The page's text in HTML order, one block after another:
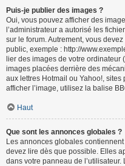
Puis-je publier des images ?
Oui, vous pouvez afficher des
l’administrateur a autorisé les
sur le forum. Autrement, vous
public, exemple : http://
lier des images de votre ordinateur
images placées derrière des
aux lettres Hotmail ou Yahoo!,
afficher l’image, utilisez la balise
Haut
Que sont les annonces globales ?
Les annonces globales
devez lire dès que possible. Elles
dans votre panneau de